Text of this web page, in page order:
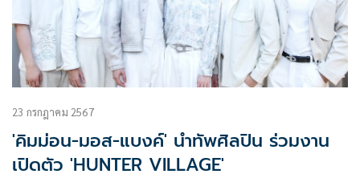
23 กรกฎาคม 2567
'คิมม่อน-มอส-แบงค์' นำทัพศิลปิน ร่วมงาน
เปิดตัว 'HUNTER VILLAGE'